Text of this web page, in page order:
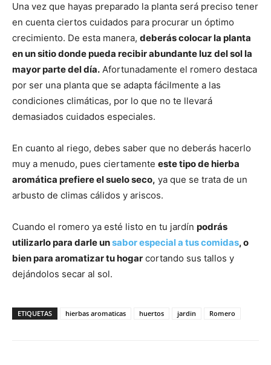
Una vez que hayas preparado la planta será preciso tener
en cuenta ciertos cuidados para procurar un óptimo
crecimiento. De esta manera, deberás colocar la planta
en un sitio donde pueda recibir abundante luz del sol la
mayor parte del día. Afortunadamente el romero destaca
por ser una planta que se adapta fácilmente a las
condiciones climáticas, por lo que no te llevará
demasiados cuidados especiales.
En cuanto al riego, debes saber que no deberás hacerlo
muy a menudo, pues ciertamente este tipo de hierba
aromática prefiere el suelo seco, ya que se trata de un
arbusto de climas cálidos y ariscos.
Cuando el romero ya esté listo en tu jardín podrás
utilizarlo para darle unsabor especial a tus comidas, o
bien para aromatizar tu hogar cortando sus tallos y
dejándolos secar al sol.
ETIQUETAS hierbas aromaticas huertos jardin Romero